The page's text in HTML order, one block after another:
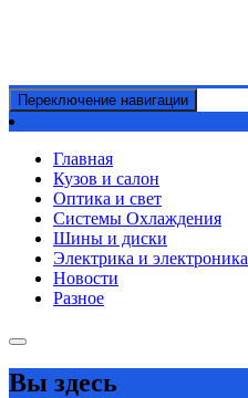
Переключение навигации
Главная
Кузов и салон
Оптика и свет
Системы Охлаждения
Шины и диски
Электрика и электроника
Новости
Разное
Вы здесь